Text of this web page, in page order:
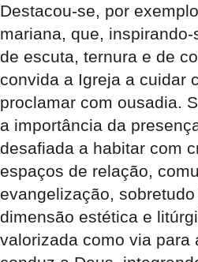
Destacou-se, por
mariana, que,
de escuta, ternura e de
convida a Igreja a cuidar
proclamar com ousadia.
a importância da
desafiada a habitar com
espaços de relação,
evangelização,
dimensão estética e
valorizada como via para